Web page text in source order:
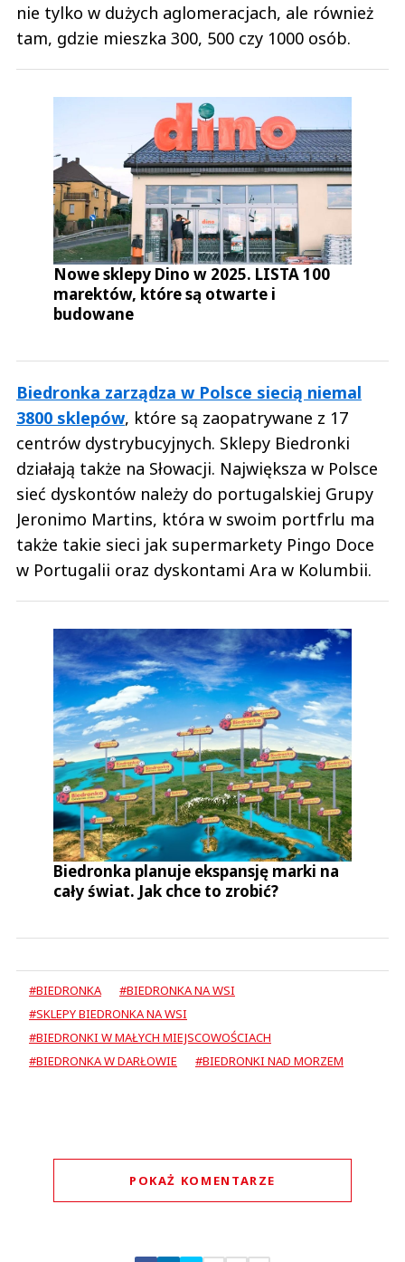
nie tylko w dużych aglomeracjach, ale również
tam, gdzie mieszka 300, 500 czy 1000 osób.
Nowe sklepy Dino w 2025. LISTA 100
marektów, które są otwarte i
budowane
Biedronka zarządza w Polsce siecią niemal
3800 sklepów, które są zaopatrywane z 17
centrów dystrybucyjnych. Sklepy Biedronki
działają także na Słowacji. Największa w Polsce
sieć dyskontów należy do portugalskiej Grupy
Jeronimo Martins, która w swoim portfrlu ma
także takie sieci jak supermarkety Pingo Doce
w Portugalii oraz dyskontami Ara w Kolumbii.
Biedronka planuje ekspansję marki na
cały świat. Jak chce to zrobić?
#BIEDRONKA
#BIEDRONKA NA WSI
#SKLEPY BIEDRONKA NA WSI
#BIEDRONKI W MAŁYCH MIEJSCOWOŚCIACH
#BIEDRONKA W DARŁOWIE
#BIEDRONKI NAD MORZEM
POKAŻ KOMENTARZE